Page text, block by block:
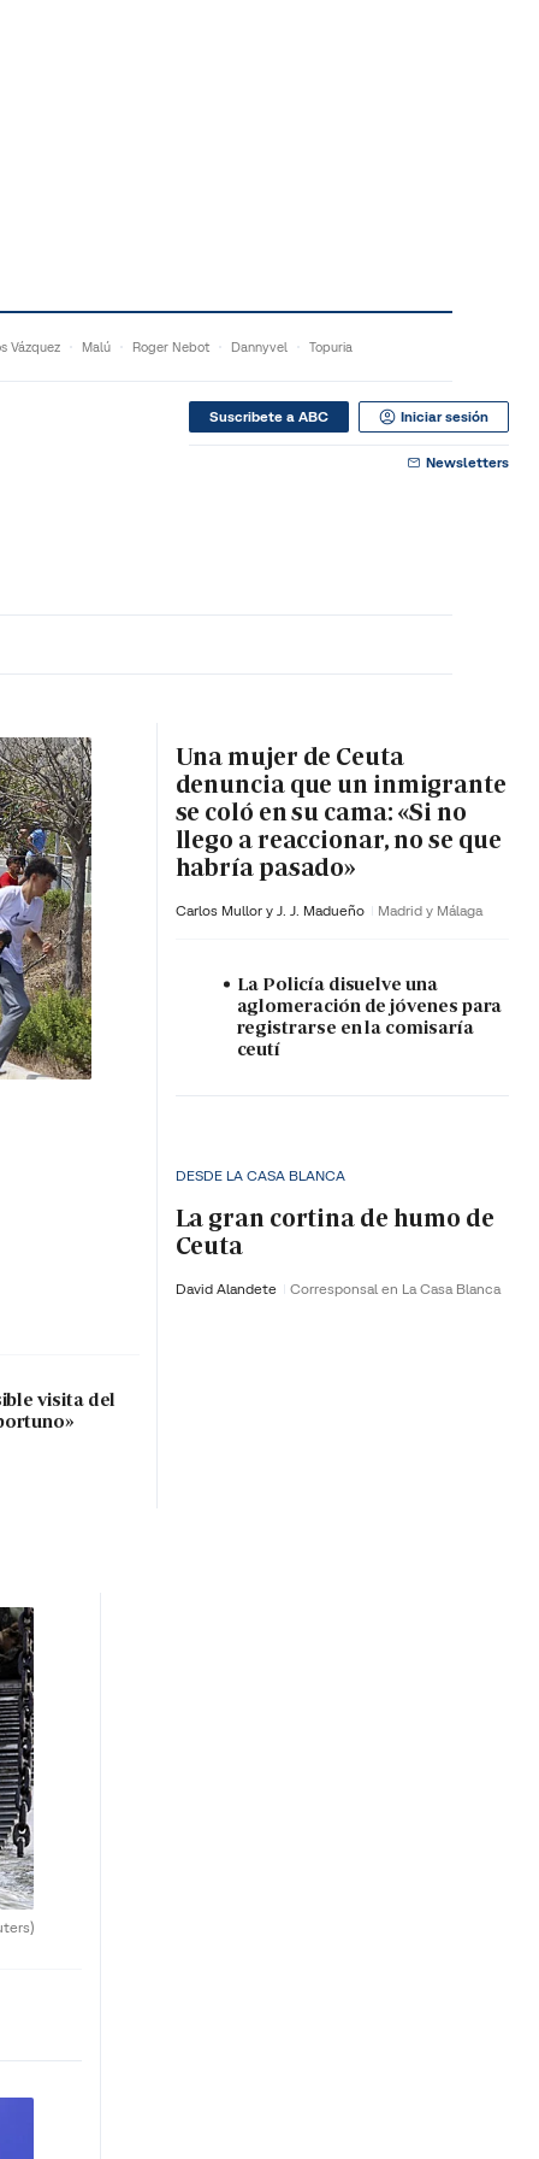
Vázquez Malú Roger Nebot Dannyvel Topuria
Suscribete a ABC Iniciar sesión
Newsletters
visita del
Una mujer de Ceuta
denuncia que un inmigrante
se coló en su cama: «Si no
llego a reaccionar, no se que
habría pasado»
Carlos Mullor y J. J. Madueño Madrid y Málaga
La Policía disuelve una
aglomeración de jóvenes para
registrarse en la comisaría
ceutí
DESDE LA CASA BLANCA
La gran cortina de humo de
Ceuta
David Alandete Corresponsal en La Casa Blanca